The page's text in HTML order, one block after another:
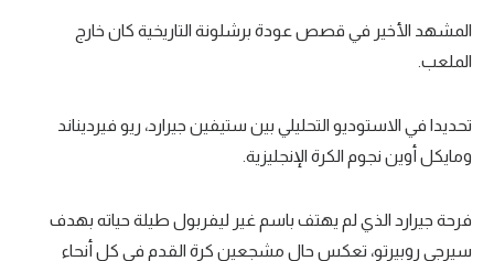
المشهد الأخير في قصص عودة برشلونة التاريخية كان خارج
الملعب.
تحديدا في الاستوديو التحليلي بين ستيفين جيرارد، ريو فيرديناند
ومايكل أوين نجوم الكرة الإنجليزية.
فرحة جيرارد الذي لم يهتف باسم غير ليفربول طيلة حياته بهدف
سيرجي روبيرتو، تعكس حال مشجعين كرة القدم في كل أنحاء